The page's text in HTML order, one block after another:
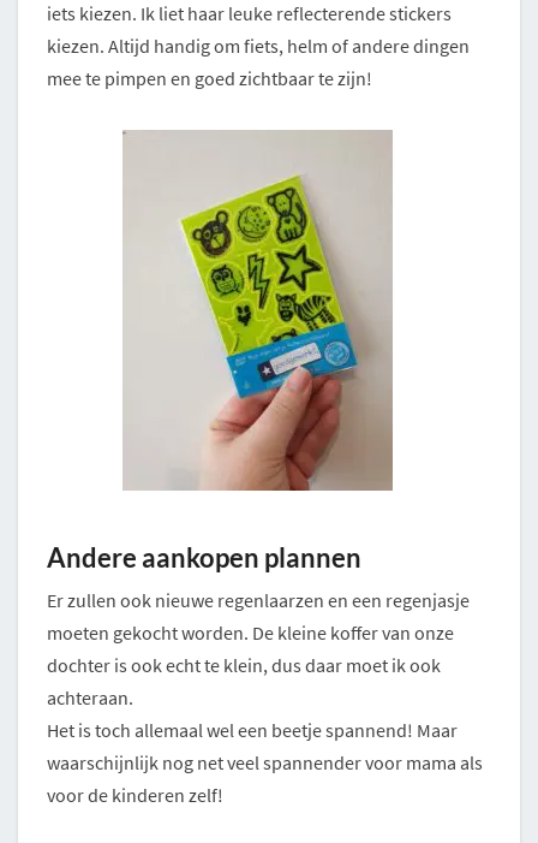
iets kiezen. Ik liet haar leuke reflecterende stickers
kiezen. Altijd handig om fiets, helm of andere dingen
mee te pimpen en goed zichtbaar te zijn!
Andere aankopen plannen
Er zullen ook nieuwe regenlaarzen en een regenjasje
moeten gekocht worden. De kleine koffer van onze
dochter is ook echt te klein, dus daar moet ik ook
achteraan.
Het is toch allemaal wel een beetje spannend! Maar
waarschijnlijk nog net veel spannender voor mama als
voor de kinderen zelf!